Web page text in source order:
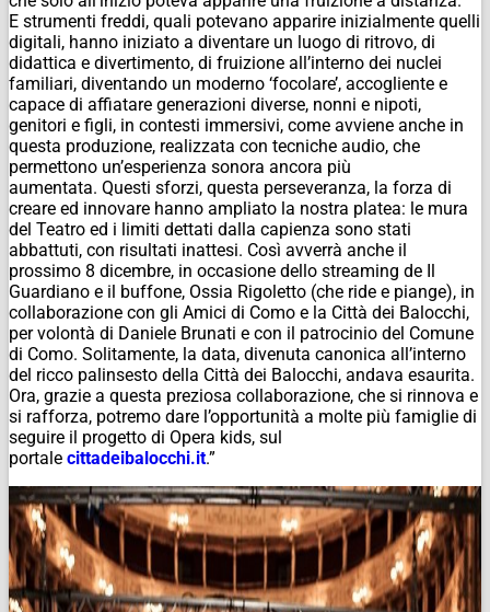
E strumenti freddi, quali potevano apparire inizialmente quelli
digitali, hanno iniziato a diventare un luogo di ritrovo, di
didattica e divertimento, di fruizione all’interno dei nuclei
familiari, diventando un moderno ‘focolare’, accogliente e
capace di affiatare generazioni diverse, nonni e nipoti,
genitori e figli, in contesti immersivi, come avviene anche in
questa produzione, realizzata con tecniche audio, che
permettono un’esperienza sonora ancora più
aumentata. Questi sforzi, questa perseveranza, la forza di
creare ed innovare hanno ampliato la nostra platea: le mura
del Teatro ed i limiti dettati dalla capienza sono stati
abbattuti, con risultati inattesi. Così avverrà anche il
prossimo 8 dicembre, in occasione dello streaming de Il
Guardiano e il buffone, Ossia Rigoletto (che ride e piange), in
collaborazione con gli Amici di Como e la Città dei Balocchi,
per volontà di Daniele Brunati e con il patrocinio del Comune
di Como. Solitamente, la data, divenuta canonica all’interno
del ricco palinsesto della Città dei Balocchi, andava esaurita.
Ora, grazie a questa preziosa collaborazione, che si rinnova e
si rafforza, potremo dare l’opportunità a molte più famiglie di
seguire il progetto di Opera kids, sul
portale cittadeibalocchi.it.”